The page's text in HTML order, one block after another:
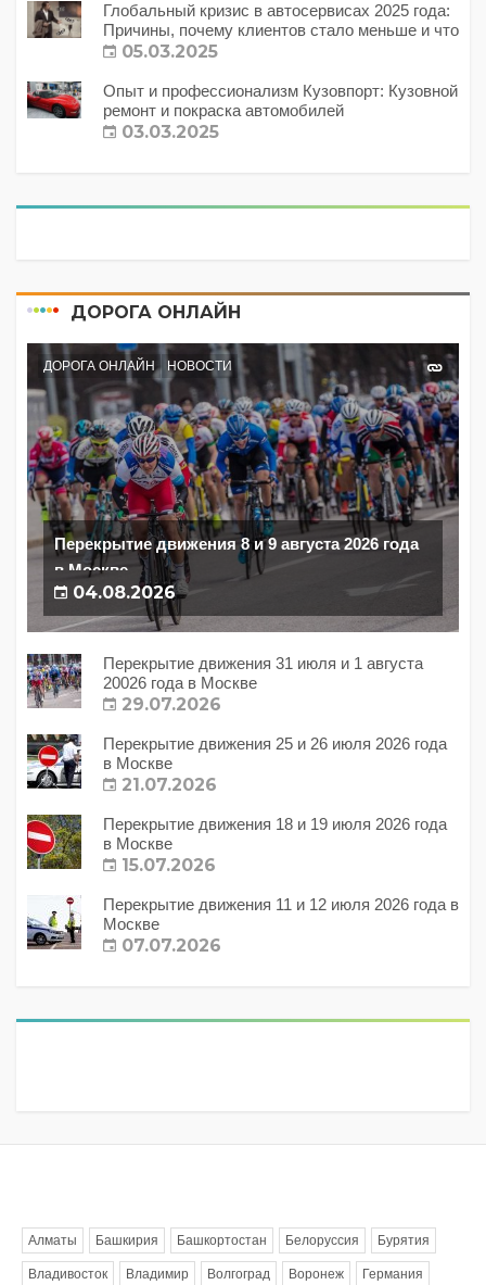
Глобальный кризис в автосервисах 2025 года:
Причины, почему клиентов стало меньше и что
с этим делать?
05.03.2025
Опыт и профессионализм Кузовпорт: Кузовной
ремонт и покраска автомобилей
03.03.2025
ДОРОГА ОНЛАЙН
ДОРОГА ОНЛАЙН НОВОСТИ
Перекрытие движения 8 и 9 августа 2026 года
в Москве
04.08.2026
Перекрытие движения 31 июля и 1 августа
20026 года в Москве
29.07.2026
Перекрытие движения 25 и 26 июля 2026 года
в Москве
21.07.2026
Перекрытие движения 18 и 19 июля 2026 года
в Москве
15.07.2026
Перекрытие движения 11 и 12 июля 2026 года в
Москве
07.07.2026
Алматы Башкирия Башкортостан Белоруссия Бурятия
Владивосток Владимир Волгоград Воронеж Германия